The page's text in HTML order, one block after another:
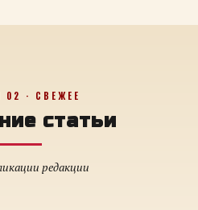
02 · СВЕЖЕЕ
статьи
редакции